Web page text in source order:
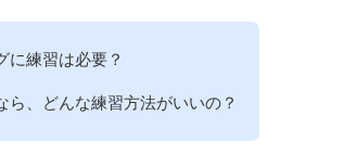
に練習は必要？
ら、どんな練習方法がいいの？